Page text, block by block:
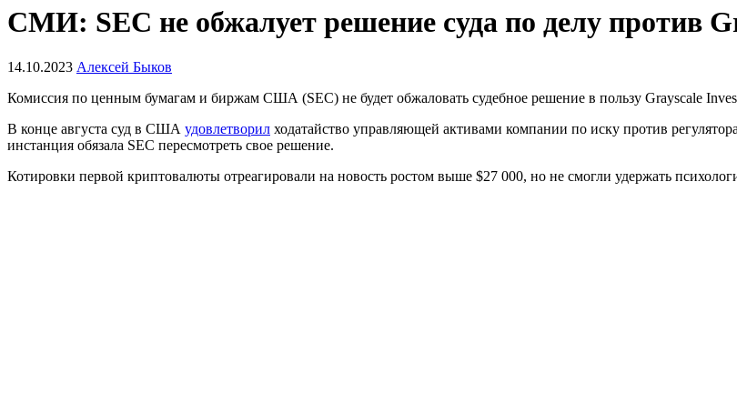
СМИ: SEC не обжалует решение суда по делу против
14.10.2023 Алексей Быков
Комиссия по ценным бумагам и биржам США (SEC) не будет обжаловать судебное решение в пользу Grayscale
В конце августа суд в США удовлетворил ходатайство управляющей активами компании по иску против
инстанция обязала SEC пересмотреть свое решение.
Котировки первой криптовалюты отреагировали на новость ростом выше $27 000, но не смогли удержать